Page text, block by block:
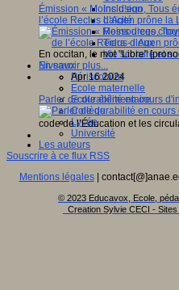
Inclusion
Laïcité
Ressources
Tiers - lieux
Vie scolaire et
Niveaux
Périscolaire
Ecole maternelle
Ecole élémentaire
Collège
Lycée
Université
Les auteurs
Émission « Moins d’ego, Tous
l’école Reclus d’Agen prône la
En occitan, le mot "Libre"
En savoir plus...
Apr 16 2024
Parler de durabilité en cours
code de l’Éducation et les
Souscrire à ce flux RSS
Mentions légales|
© 2023 Educavox, Ecole,
Creation Sylvie CECI -